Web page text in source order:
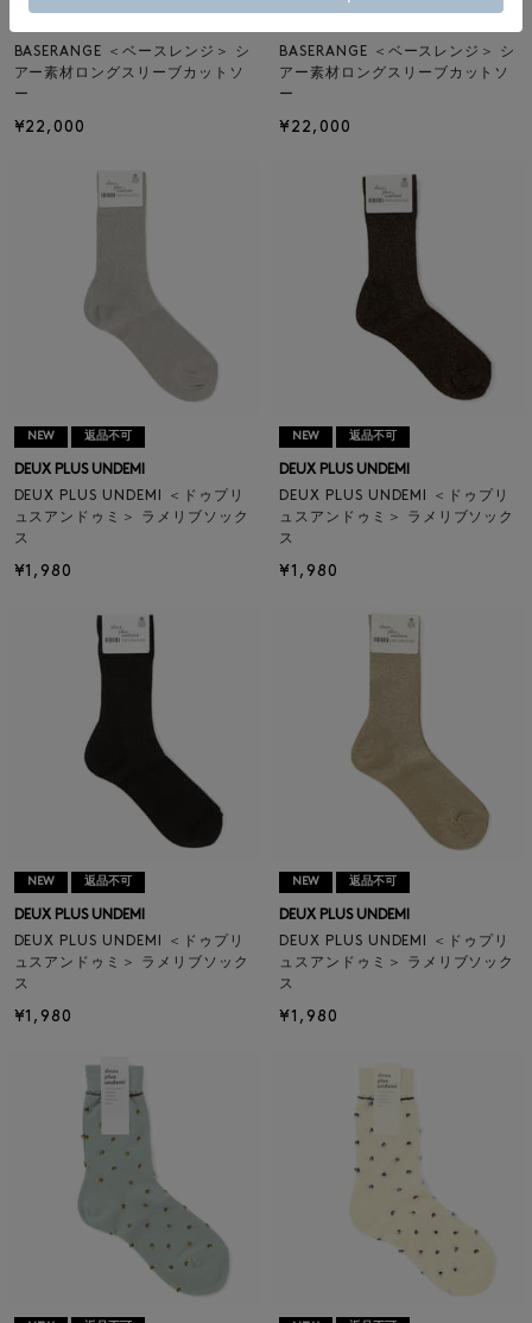
BASERANGE ＜ベースレンジ＞ シ
アー素材ロングスリーブカットソ
ー
¥22,000
BASERANGE ＜ベースレンジ＞ シ
アー素材ロングスリーブカットソ
ー
¥22,000
NEW 返品不可
DEUX PLUS UNDEMI
DEUX PLUS UNDEMI ＜ドゥプリ
ュスアンドゥミ＞ ラメリブソック
ス
¥1,980
NEW 返品不可
DEUX PLUS UNDEMI
DEUX PLUS UNDEMI ＜ドゥプリ
ュスアンドゥミ＞ ラメリブソック
ス
¥1,980
NEW 返品不可
DEUX PLUS UNDEMI
DEUX PLUS UNDEMI ＜ドゥプリ
ュスアンドゥミ＞ ラメリブソック
ス
¥1,980
NEW 返品不可
DEUX PLUS UNDEMI
DEUX PLUS UNDEMI ＜ドゥプリ
ュスアンドゥミ＞ ラメリブソック
ス
¥1,980